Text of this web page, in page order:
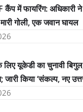
में फायरिंग: अधिकारी ने
गोली, एक जवान घायल
यूकेडी का चुनावी
किया ‘संकल्प, नए